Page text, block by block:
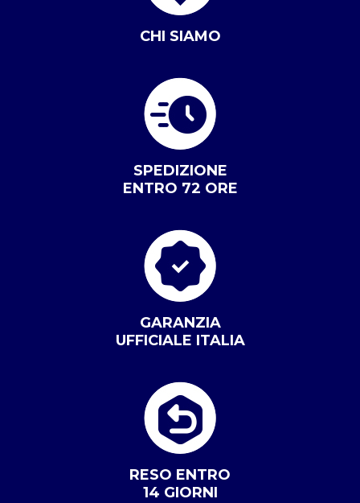
CHI SIAMO
SPEDIZIONE
ENTRO 72 ORE
GARANZIA
UFFICIALE ITALIA
RESO ENTRO
14 GIORNI